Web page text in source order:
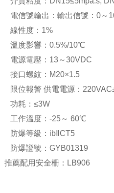
電信號輸出：輸出信號：0～
線性度：1%
溫度影響：0.5%/10℃
電源電壓：13～30VDC
接口螺紋：M20×1.5
限位報警 供電電源：
功耗：≤3W
工作溫度：-25～ 60℃
防爆等級：ibⅡCT5
防爆證號：GYB01319
推薦配用安全柵：LB906